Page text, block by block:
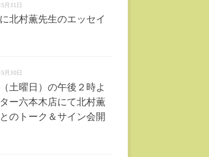
月31日
北村薫先生のエッセイ
月30日
土曜日）の午後２時よ
ー六本木店にて北村薫
のトーク＆サイン会開